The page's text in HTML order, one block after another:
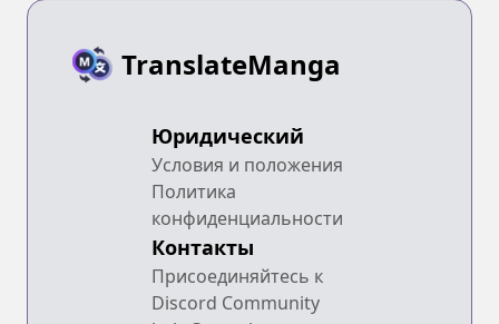
TranslateManga
Юридический
Условия и положения
Политика
конфиденциальности
Контакты
Присоединяйтесь к
Discord Community